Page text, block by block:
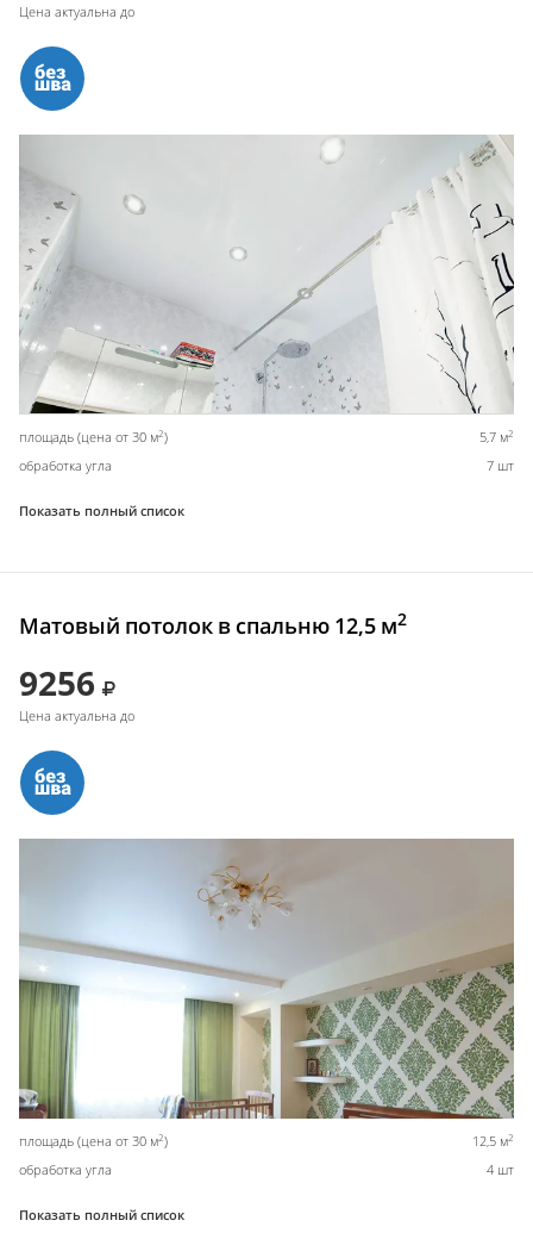
Цена актуальна до
площадь (цена от 30 м2) 5,7 м2
обработка угла 7 шт
Показать полный список
Матовый потолок в спальню 12,5 м2
9256
Цена актуальна до
площадь (цена от 30 м2) 12,5 м2
обработка угла 4 шт
Показать полный список